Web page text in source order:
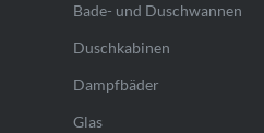
Bade- und Duschwannen
Duschkabinen
Dampfbäder
Glas